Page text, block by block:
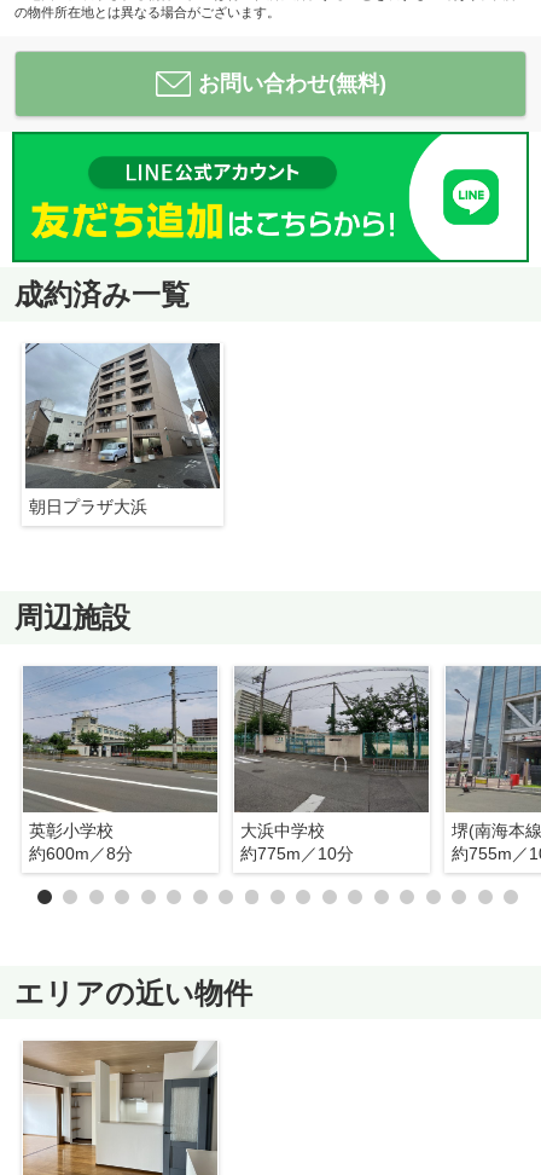
の物件所在地とは異なる場合がございます。
お問い合わせ(無料)
成約済み一覧
朝日プラザ大浜
周辺施設
英彰小学校
約600m／8分
大浜中学校
約775m／10分
堺(南海本
約755m／
エリアの近い物件